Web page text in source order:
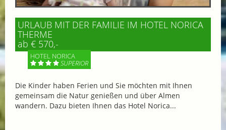
URLAUB MIT DER FAMILIE IM HOTEL NORICA
THERME
ab € 570,-
HOTEL NORICA
SUPERIOR
Die Kinder haben Ferien und Sie möchten mit Ihnen
gemeinsam die Natur genießen und über Almen
wandern. Dazu bieten Ihnen das Hotel Norica...